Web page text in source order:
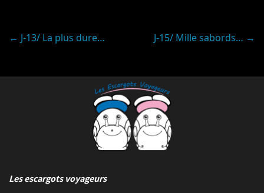
Post
← J-13/ La plus dure… J-15/ Mille sabords… →
Les escargots voyageurs